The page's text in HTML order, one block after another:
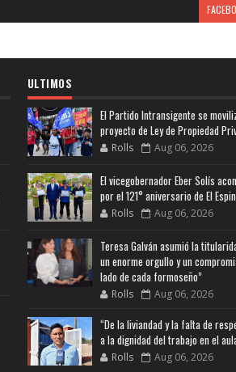
ULTIMOS
El Partido Intransigente se
proyecto de Ley de Propiedad
Rolls Aug 06, 2026
El vicegobernador Eber Solís
por el 121° aniversario de El
Rolls Aug 06, 2026
Teresa Galván asumió la
un enorme orgullo y un
lado de cada formoseño”
Rolls Aug 06, 2026
“De la liviandad y la falta de
a la dignidad del trabajo en el
Rolls Aug 06, 2026